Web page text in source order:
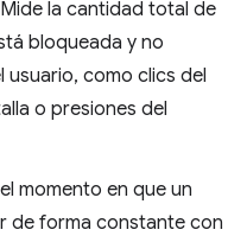
Mide la cantidad total de
bloqueada y no
como clics del
o presiones del
momento en que un
de forma constante con